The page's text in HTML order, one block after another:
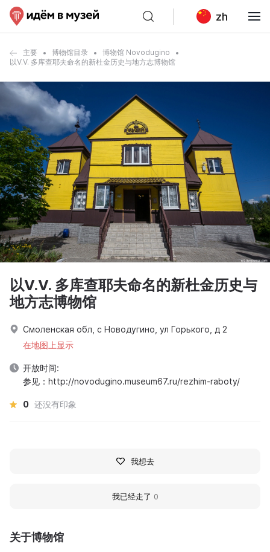
zh
主要 博物馆目录
博物馆 Novodugino
以V.V. 多库查耶夫命名的新杜金历史与地方志博物馆
关于博物馆
以V.V. 多库查耶夫命名的新杜金历史与
地方志博物馆
Смоленская обл, с Новодугино, ул Горького, д 2
在地图上显示
开放时间:
参见：http://novodugino.museum67.ru/rezhim-raboty/
0 还没有印象
我想去
我已经走了 0